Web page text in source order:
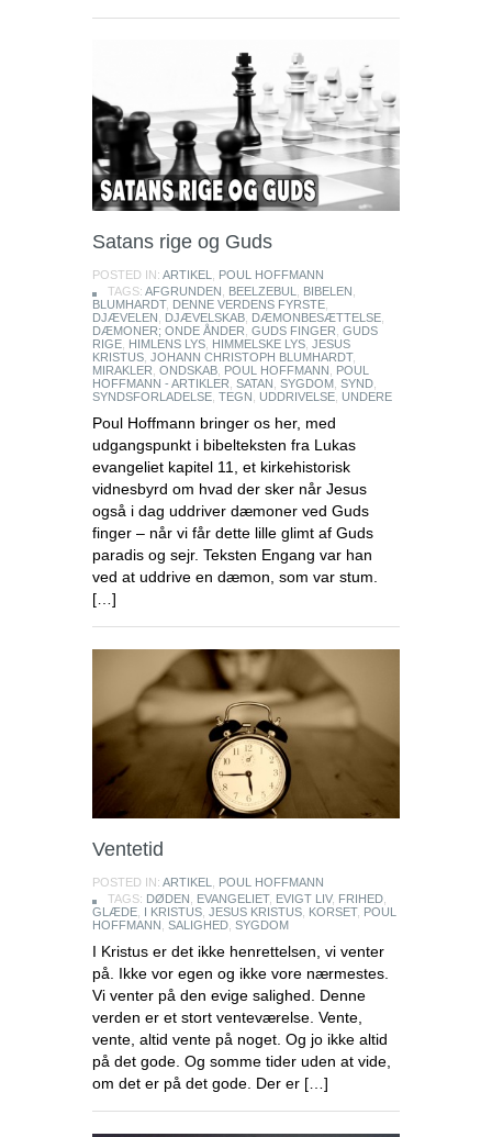
Satans rige og Guds
POSTED IN: ARTIKEL
POUL HOFFMANN
TAGS: AFGRUNDEN BEELZEBUL BIBELEN
BLUMHARDT, DENNE VERDENS FYRSTE
DJÆVELEN
DJÆVELSKAB DÆMONBESÆTTELSE
DÆMONER; ONDE ÅNDER GUDS FINGER GUDS
RIGE HIMLENS LYS HIMMELSKE LYS JESUS
KRISTUS JOHANN CHRISTOPH BLUMHARDT,
MIRAKLER ONDSKAB POUL HOFFMANN
POUL
HOFFMANN - ARTIKLER SATAN SYGDOM SYND
SYNDSFORLADELSE TEGN UDDRIVELSE UNDERE
Poul Hoffmann bringer os her, med
udgangspunkt i bibelteksten fra Lukas
evangeliet kapitel 11, et kirkehistorisk
vidnesbyrd om hvad der sker når Jesus
også i dag uddriver dæmoner ved Guds
finger – når vi får dette lille glimt af Guds
paradis og sejr. Teksten Engang var han
ved at uddrive en dæmon, som var stum.
[…]
Ventetid
POSTED IN: ARTIKEL
POUL HOFFMANN
TAGS: DØDEN EVANGELIET, EVIGT LIV, FRIHED
GLÆDE I KRISTUS JESUS KRISTUS KORSET, POUL
HOFFMANN SALIGHED SYGDOM
I Kristus er det ikke henrettelsen, vi venter
på. Ikke vor egen og ikke vore nærme­stes.
Vi venter på den evige salighed. Denne
verden er et stort vente­værelse. Vente,
vente, altid vente på noget. Og jo ikke al­tid
på det gode. Og somme tider uden at vide,
om det er på det gode. Der er […]